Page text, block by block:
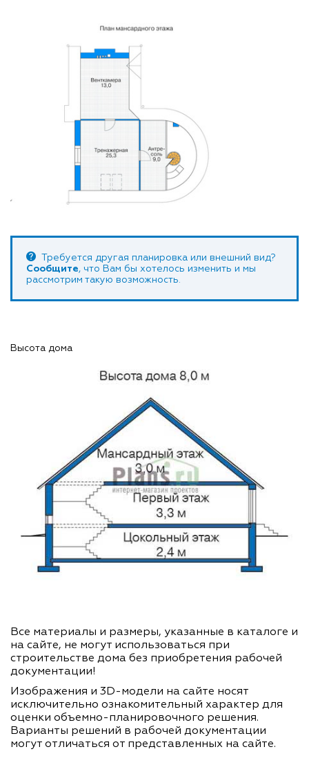
Требуется другая планировка или внешний вид?
Сообщите, что Вам бы хотелось изменить и мы
рассмотрим такую возможность.
Высота дома
Все материалы и размеры, указанные в каталоге и
на сайте, не могут использоваться при
строительстве дома без приобретения рабочей
документации!
Изображения и 3D-модели на сайте носят
исключительно ознакомительный характер для
оценки объемно-планировочного решения.
Варианты решений в рабочей документации
могут отличаться от представленных на сайте.